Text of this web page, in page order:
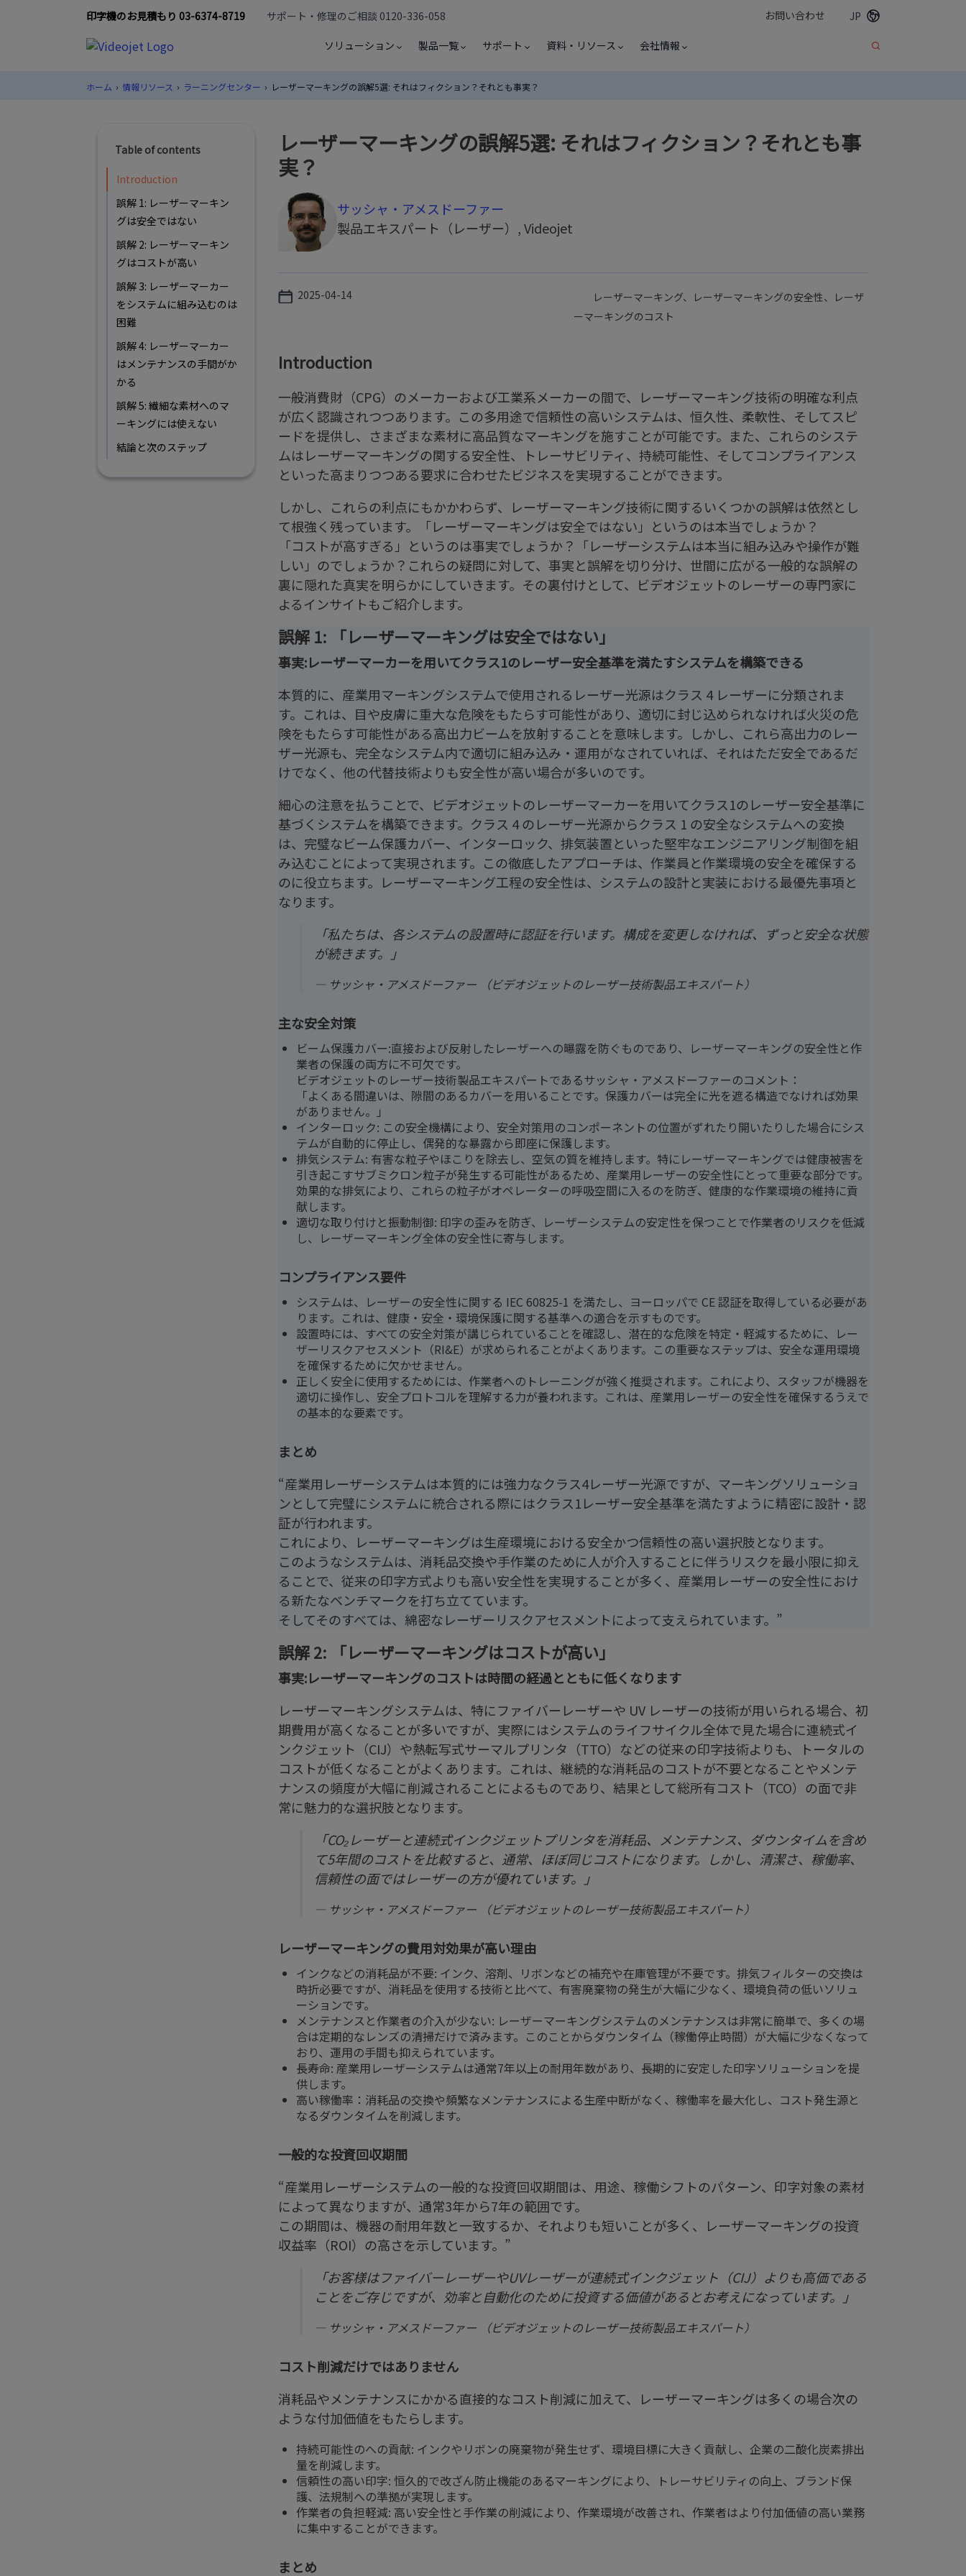
印字機のお見積もり 03-6374-8719 サポート・修理のご相談 0120-336-058 お問い合わせ JP
ソリューション 製品一覧 サポート 資料・リソース 会社情報
ホーム › 情報リソース › ラーニングセンター › レーザーマーキングの誤解5選: それはフィクション？それとも事実？
Table of contents
Introduction
誤解 1: レーザーマーキン
グは安全ではない
誤解 2: レーザーマーキン
グはコストが高い
誤解 3: レーザーマーカー
をシステムに組み込むのは
困難
誤解 4: レーザーマーカー
はメンテナンスの手間がか
かる
誤解 5: 繊細な素材へのマ
ーキングには使えない
結論と次のステップ
レーザーマーキングの誤解5選: それはフィクション？それとも事
実？
サッシャ・アメスドーファー
製品エキスパート（レーザー）, Videojet
2025-04-14
レーザーマーキング、レーザーマーキングの安全性、レーザ
ーマーキングのコスト
Introduction
一般消費財（CPG）のメーカーおよび工業系メーカーの間で、レーザーマーキング技術の明確な利点
が広く認識されつつあります。この多用途で信頼性の高いシステムは、恒久性、柔軟性、そしてスピ
ードを提供し、さまざまな素材に高品質なマーキングを施すことが可能です。また、これらのシステ
ムはレーザーマーキングの関する安全性、トレーサビリティ、持続可能性、そしてコンプライアンス
といった高まりつつある要求に合わせたビジネスを実現することができます。
しかし、これらの利点にもかかわらず、レーザーマーキング技術に関するいくつかの誤解は依然とし
て根強く残っています。「レーザーマーキングは安全ではない」というのは本当でしょうか？
「コストが高すぎる」というのは事実でしょうか？「レーザーシステムは本当に組み込みや操作が難
しい」のでしょうか？これらの疑問に対して、事実と誤解を切り分け、世間に広がる一般的な誤解の
裏に隠れた真実を明らかにしていきます。その裏付けとして、ビデオジェットのレーザーの専門家に
よるインサイトもご紹介します。
誤解 1: 「レーザーマーキングは安全ではない」
事実:レーザーマーカーを用いてクラス1のレーザー安全基準を満たすシステムを構築できる
本質的に、産業用マーキングシステムで使用されるレーザー光源はクラス 4 レーザーに分類されま
す。これは、目や皮膚に重大な危険をもたらす可能性があり、適切に封じ込められなければ火災の危
険をもたらす可能性がある高出力ビームを放射することを意味します。しかし、これら高出力のレー
ザー光源も、完全なシステム内で適切に組み込み・運用がなされていれば、それはただ安全であるだ
けでなく、他の代替技術よりも安全性が高い場合が多いのです。
細心の注意を払うことで、ビデオジェットのレーザーマーカーを用いてクラス1のレーザー安全基準に
基づくシステムを構築できます。クラス 4 のレーザー光源からクラス 1 の安全なシステムへの変換
は、完璧なビーム保護カバー、インターロック、排気装置といった堅牢なエンジニアリング制御を組
み込むことによって実現されます。この徹底したアプローチは、作業員と作業環境の安全を確保する
のに役立ちます。レーザーマーキング工程の安全性は、システムの設計と実装における最優先事項と
なります。
「私たちは、各システムの設置時に認証を行います。構成を変更しなければ、ずっと安全な状態
が続きます。」
— サッシャ・アメスドーファー （ビデオジェットのレーザー技術製品エキスパート）
主な安全対策
ビーム保護カバー:直接および反射したレーザーへの曝露を防ぐものであり、レーザーマーキングの安全性と作
業者の保護の両方に不可欠です。
ビデオジェットのレーザー技術製品エキスパートであるサッシャ・アメスドーファーのコメント：
「よくある間違いは、隙間のあるカバーを用いることです。保護カバーは完全に光を遮る構造でなければ効果
がありません。」
インターロック: この安全機構により、安全対策用のコンポーネントの位置がずれたり開いたりした場合にシス
テムが自動的に停止し、偶発的な暴露から即座に保護します。
排気システム: 有害な粒子やほこりを除去し、空気の質を維持します。特にレーザーマーキングでは健康被害を
引き起こすサブミクロン粒子が発生する可能性があるため、産業用レーザーの安全性にとって重要な部分です。
効果的な排気により、これらの粒子がオペレーターの呼吸空間に入るのを防ぎ、健康的な作業環境の維持に貢
献します。
適切な取り付けと振動制御: 印字の歪みを防ぎ、レーザーシステムの安定性を保つことで作業者のリスクを低減
し、レーザーマーキング全体の安全性に寄与します。
コンプライアンス要件
システムは、レーザーの安全性に関する IEC 60825-1 を満たし、ヨーロッパで CE 認証を取得している必要があ
ります。これは、健康・安全・環境保護に関する基準への適合を示すものです。
設置時には、すべての安全対策が講じられていることを確認し、潜在的な危険を特定・軽減するために、レー
ザーリスクアセスメント（RI&E）が求められることがよくあります。この重要なステップは、安全な運用環境
を確保するために欠かせません。
正しく安全に使用するためには、作業者へのトレーニングが強く推奨されます。これにより、スタッフが機器を
適切に操作し、安全プロトコルを理解する力が養われます。これは、産業用レーザーの安全性を確保するうえで
の基本的な要素です。
まとめ
“産業用レーザーシステムは本質的には強力なクラス4レーザー光源ですが、マーキングソリューショ
ンとして完璧にシステムに統合される際にはクラス1レーザー安全基準を満たすように精密に設計・認
証が行われます。
これにより、レーザーマーキングは生産環境における安全かつ信頼性の高い選択肢となります。
このようなシステムは、消耗品交換や手作業のために人が介入することに伴うリスクを最小限に抑え
ることで、従来の印字方式よりも高い安全性を実現することが多く、産業用レーザーの安全性におけ
る新たなベンチマークを打ち立てています。
そしてそのすべては、綿密なレーザーリスクアセスメントによって支えられています。”
誤解 2: 「レーザーマーキングはコストが高い」
事実:レーザーマーキングのコストは時間の経過とともに低くなります
レーザーマーキングシステムは、特にファイバーレーザーや UV レーザーの技術が用いられる場合、初
期費用が高くなることが多いですが、実際にはシステムのライフサイクル全体で見た場合に連続式イ
ンクジェット（CIJ）や熱転写式サーマルプリンタ（TTO）などの従来の印字技術よりも、トータルの
コストが低くなることがよくあります。これは、継続的な消耗品のコストが不要となることやメンテ
ナンスの頻度が大幅に削減されることによるものであり、結果として総所有コスト（TCO）の面で非
常に魅力的な選択肢となります。
「CO₂レーザーと連続式インクジェットプリンタを消耗品、メンテナンス、ダウンタイムを含め
て5年間のコストを比較すると、通常、ほぼ同じコストになります。しかし、清潔さ、稼働率、
信頼性の面ではレーザーの方が優れています。」
— サッシャ・アメスドーファー （ビデオジェットのレーザー技術製品エキスパート）
レーザーマーキングの費用対効果が高い理由
インクなどの消耗品が不要: インク、溶剤、リボンなどの補充や在庫管理が不要です。排気フィルターの交換は
時折必要ですが、消耗品を使用する技術と比べて、有害廃棄物の発生が大幅に少なく、環境負荷の低いソリュ
ーションです。
メンテナンスと作業者の介入が少ない: レーザーマーキングシステムのメンテナンスは非常に簡単で、多くの場
合は定期的なレンズの清掃だけで済みます。このことからダウンタイム（稼働停止時間）が大幅に少なくなって
おり、運用の手間も抑えられています。
長寿命: 産業用レーザーシステムは通常7年以上の耐用年数があり、長期的に安定した印字ソリューションを提
供します。
高い稼働率：消耗品の交換や頻繁なメンテナンスによる生産中断がなく、稼働率を最大化し、コスト発生源と
なるダウンタイムを削減します。
一般的な投資回収期間
“産業用レーザーシステムの一般的な投資回収期間は、用途、稼働シフトのパターン、印字対象の素材
によって異なりますが、通常3年から7年の範囲です。
この期間は、機器の耐用年数と一致するか、それよりも短いことが多く、レーザーマーキングの投資
収益率（ROI）の高さを示しています。”
「お客様はファイバーレーザーやUVレーザーが連続式インクジェット（CIJ）よりも高価である
ことをご存じですが、効率と自動化のために投資する価値があるとお考えになっています。」
— サッシャ・アメスドーファー （ビデオジェットのレーザー技術製品エキスパート）
コスト削減だけではありません
消耗品やメンテナンスにかかる直接的なコスト削減に加えて、レーザーマーキングは多くの場合次の
ような付加価値をもたらします。
持続可能性のへの貢献: インクやリボンの廃棄物が発生せず、環境目標に大きく貢献し、企業の二酸化炭素排出
量を削減します。
信頼性の高い印字: 恒久的で改ざん防止機能のあるマーキングにより、トレーサビリティの向上、ブランド保
護、法規制への準拠が実現します。
作業者の負担軽減: 高い安全性と手作業の削減により、作業環境が改善され、作業者はより付加価値の高い業務
に集中することができます。
まとめ